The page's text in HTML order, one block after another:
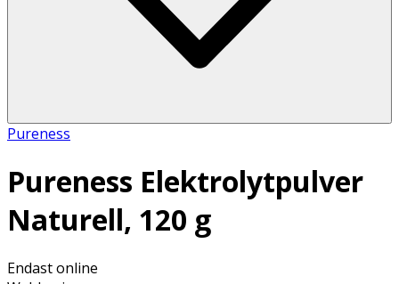
Pureness
Pureness Elektrolytpulver
Naturell, 120 g
Endast online